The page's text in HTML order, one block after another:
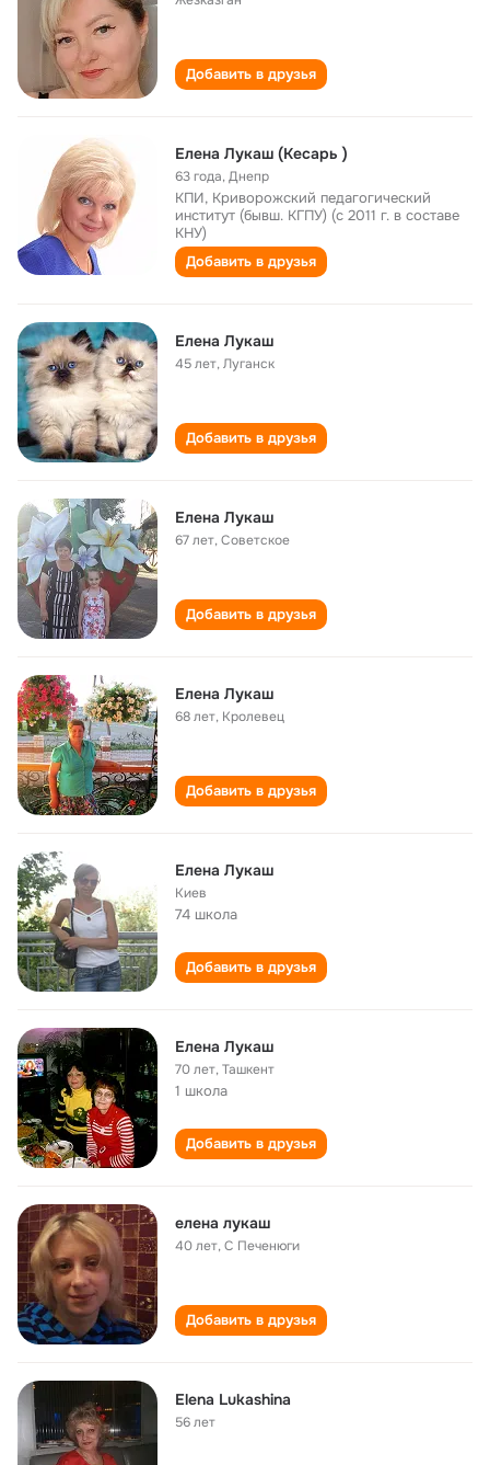
Добавить в друзья
Елена Лукаш (Кесарь )
63 года,Днепр
КПИ, Криворожский педагогический
институт (бывш. КГПУ) (с 2011 г. в составе
КНУ)
Добавить в друзья
Елена Лукаш
45 лет,Луганск
Добавить в друзья
Елена Лукаш
67 лет,Советское
Добавить в друзья
Елена Лукаш
68 лет, Кролевец
Добавить в друзья
Елена Лукаш
Киев
74 школа
Добавить в друзья
Елена Лукаш
70 лет,Ташкент
1 школа
Добавить в друзья
елена лукаш
40 лет,С Печенюги
Добавить в друзья
Elena Lukashina
56 лет